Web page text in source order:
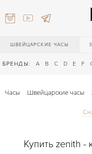
ШВЕЙЦАРСКИЕ ЧАСЫ
БРЕНДЫ: A B C D E F
Часы Швейцарские часы
Купить zenith -